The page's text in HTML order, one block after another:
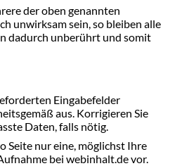
der oben genannten
unwirksam sein, so bleiben alle
dadurch unberührt und somit
Eingabefelder
aus. Korrigieren Sie
Daten, falls nötig.
Seite nur eine, möglichst Ihre
bei webinhalt.de vor.